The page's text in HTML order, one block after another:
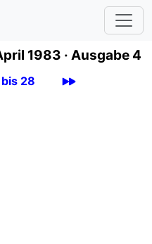
1983 · Ausgabe 4
28